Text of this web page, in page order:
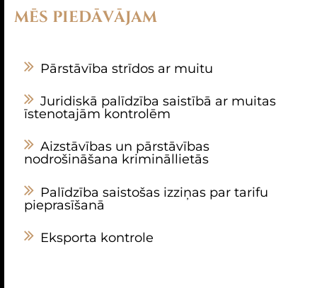
MĒS PIEDĀVĀJAM
Pārstāvība strīdos ar muitu
Juridiskā palīdzība saistībā ar muitas
īstenotajām kontrolēm
Aizstāvības un pārstāvības
nodrošināšana krimināllietās
Palīdzība saistošas izziņas par tarifu
pieprasīšanā
Eksporta kontrole